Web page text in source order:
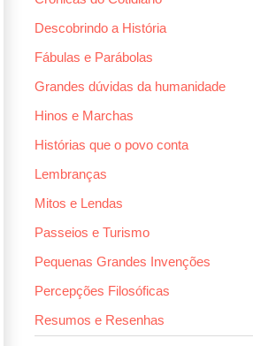
Descobrindo a História
Fábulas e Parábolas
Grandes dúvidas da humanidade
Hinos e Marchas
Histórias que o povo conta
Lembranças
Mitos e Lendas
Passeios e Turismo
Pequenas Grandes Invenções
Percepções Filosóficas
Resumos e Resenhas